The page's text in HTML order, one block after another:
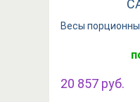
Весы
20 857 руб.